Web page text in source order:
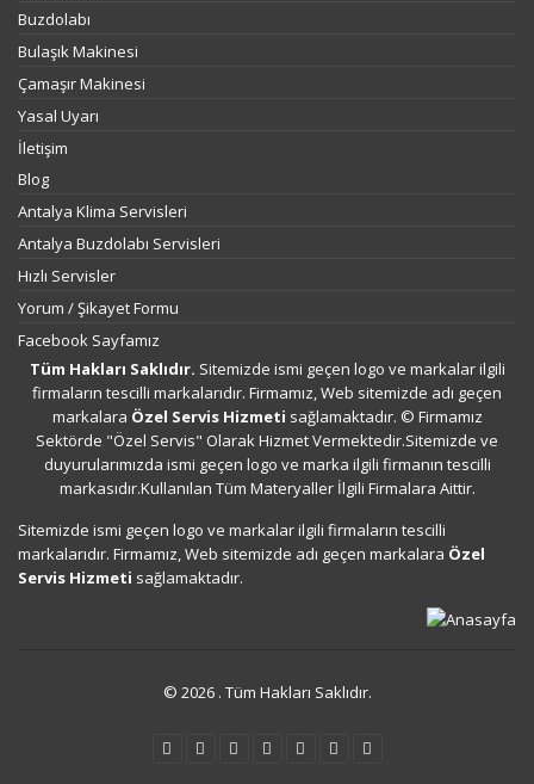
Buzdolabı
Bulaşık Makinesi
Çamaşır Makinesi
Yasal Uyarı
İletişim
Blog
Antalya Klima Servisleri
Antalya Buzdolabı Servisleri
Hızlı Servisler
Yorum / Şikayet Formu
Facebook Sayfamız
Tüm Hakları Saklıdır. Sitemizde ismi geçen logo ve markalar ilgili
firmaların tescilli markalarıdır. Firmamız, Web sitemizde adı geçen
markalara Özel Servis Hizmeti sağlamaktadır. © Firmamız
Sektörde "Özel Servis" Olarak Hizmet Vermektedir.Sitemizde ve
duyurularımızda ismi geçen logo ve marka ilgili firmanın tescilli
markasıdır.Kullanılan Tüm Materyaller İlgili Firmalara Aittir.
Sitemizde ismi geçen logo ve markalar ilgili firmaların tescilli
markalarıdır. Firmamız, Web sitemizde adı geçen markalara Özel
Servis Hizmeti sağlamaktadır.
© 2026 . Tüm Hakları Saklıdır.